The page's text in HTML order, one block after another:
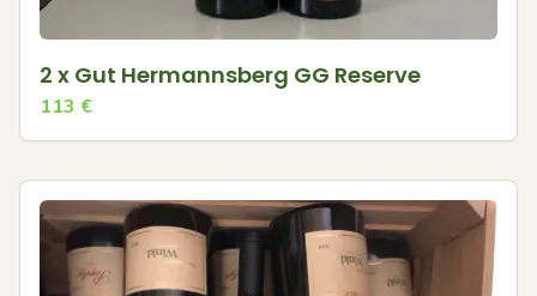
2 x Gut Hermannsberg GG Reserve
113 €